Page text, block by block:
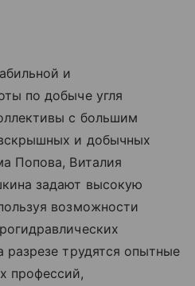
и
по добыче угля
с большим
и добычных
Попова, Виталия
задают высокую
возможности
разрезе трудятся опытные
профессий,